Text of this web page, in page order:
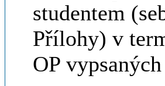
studentem
Přílohy) v
OP